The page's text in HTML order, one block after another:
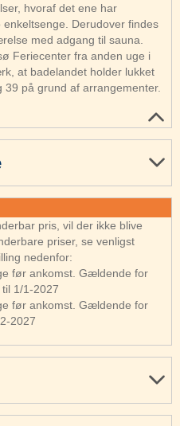
hvoraf det ene har
Derudover findes
med adgang til sauna.
Feriecenter fra anden uge i
at badelandet holder lukket
på grund af arrangementer.
pris, vil der ikke blive
priser, se venligst
nedenfor:
før ankomst. Gældende for
1/1-2027
før ankomst. Gældende for
2027